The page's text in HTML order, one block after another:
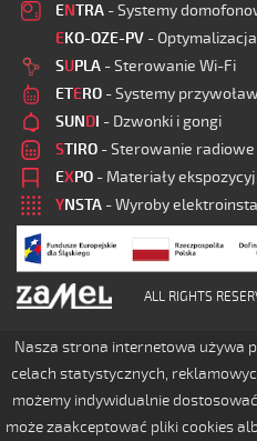
ENTRA - Systemy
EKO-OZE-PV -
SUPLA - Sterowanie Wi-Fi
ETERO - Systemy
SUNDI - Dzwonki i gongi
STIRO - Sterowanie radiowe
EXPO - Materiały
YNSTA - Wyroby
ALL RIGHTS
Nasza strona internetowa używa
celach statystycznych,
możemy indywidualnie
może zaakceptować pliki cookies